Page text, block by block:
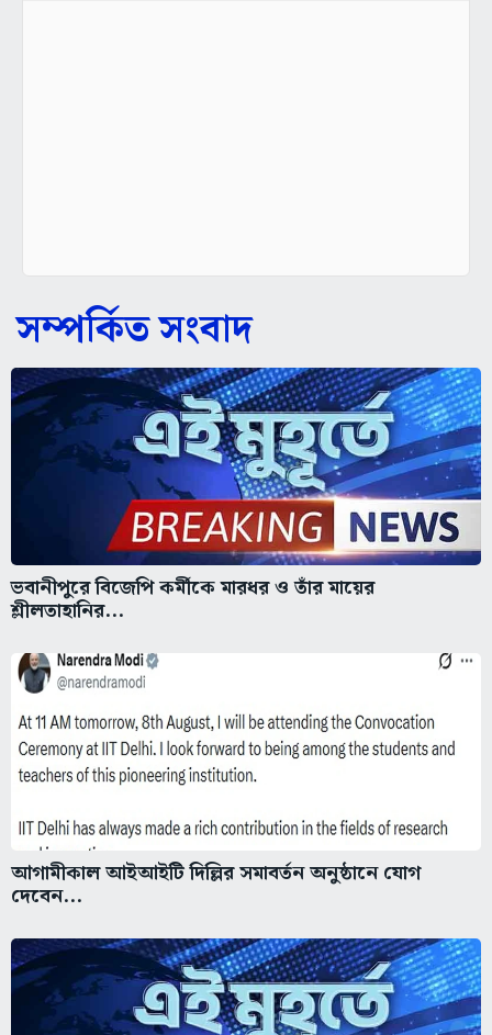
সম্পর্কিত সংবাদ
ভবানীপুরে বিজেপি কর্মীকে মারধর ও তাঁর মায়ের
শ্লীলতাহানির...
আগামীকাল আইআইটি দিল্লির সমাবর্তন অনুষ্ঠানে যোগ
দেবেন...